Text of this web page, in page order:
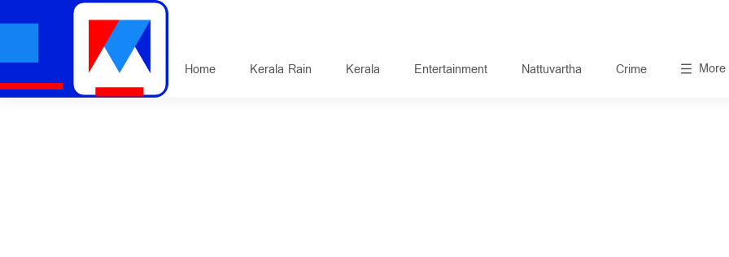
Home Kerala Rain Kerala Entertainment Nattuvartha Crime More